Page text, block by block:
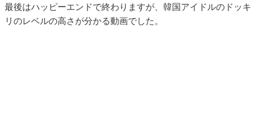
最後はハッピーエンドで終わりますが、韓国アイドルのドッキ
リのレベルの高さが分かる動画でした。